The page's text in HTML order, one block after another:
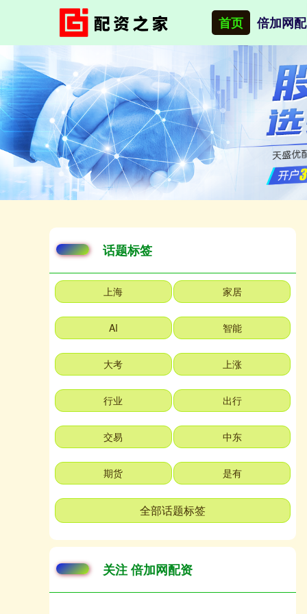
首页 倍加网
话题标签
上海 家居
AI 智能
大考 上涨
行业 出行
交易 中东
期货 是有
全部话题标签
关注 倍加网配资